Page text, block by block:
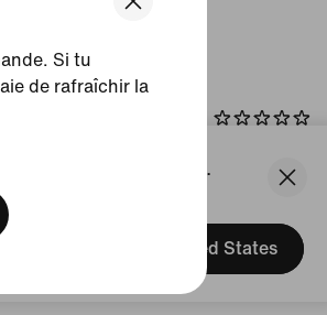
you are in United States.
your location?
United States
Si tu
de rafraîchir la
les détails du produit
un avis